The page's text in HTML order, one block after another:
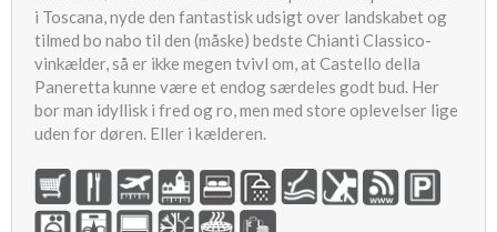
i Toscana, nyde den fantastisk udsigt over landskabet og
tilmed bo nabo til den (måske) bedste Chianti Classico-
vinkælder, så er ikke megen tvivl om, at Castello della
Paneretta kunne være et endog særdeles godt bud. Her
bor man idyllisk i fred og ro, men med store oplevelser lige
uden for døren. Eller i kælderen.